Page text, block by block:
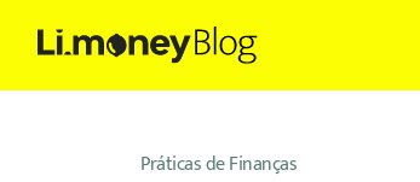
Práticas de Finanças